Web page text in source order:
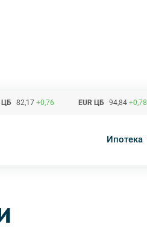
ЦБ 82,17 +0,76 EUR ЦБ 94,84 +0,78
Ипотека